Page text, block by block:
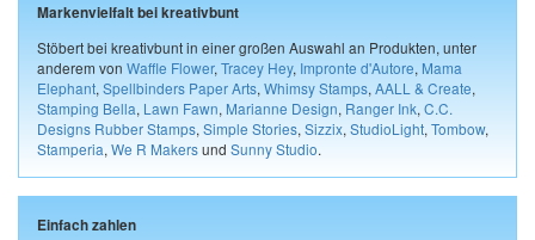
Markenvielfalt bei kreativbunt
Stöbert bei kreativbunt in einer großen Auswahl an Produkten, unter
anderem von Waffle Flower, Tracey Hey, Impronte d'Autore, Mama
Elephant, Spellbinders Paper Arts, Whimsy Stamps, AALL & Create,
Stamping Bella, Lawn Fawn, Marianne Design, Ranger Ink, C.C.
Designs Rubber Stamps, Simple Stories, Sizzix, StudioLight, Tombow,
Stamperia, We R Makersund Sunny Studio.
Einfach zahlen